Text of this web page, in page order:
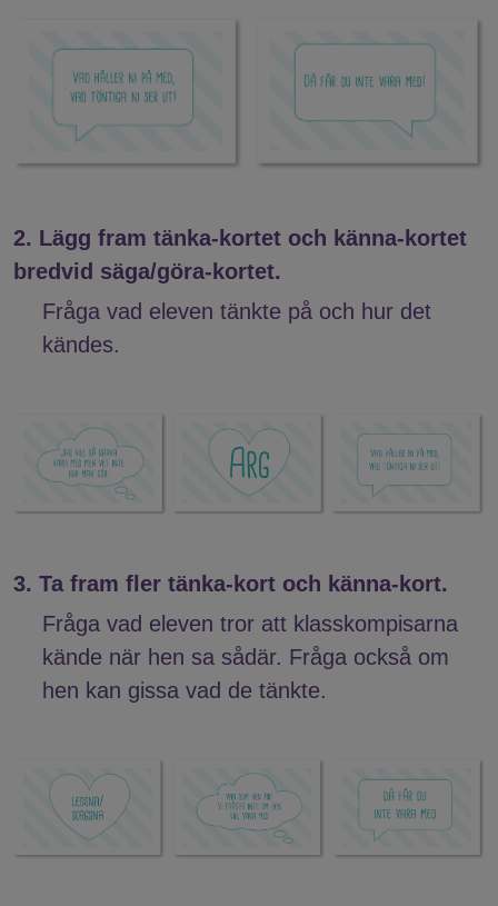
2. Lägg fram tänka-kortet och känna-kortet
bredvid säga/göra-kortet.
Fråga vad eleven tänkte på och hur det
kändes.
3. Ta fram fler tänka-kort och känna-kort.
Fråga vad eleven tror att klasskompisarna
kände när hen sa sådär. Fråga också om
hen kan gissa vad de tänkte.